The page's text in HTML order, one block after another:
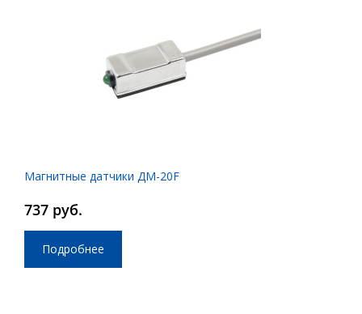
Магнитные датчики ДМ-20F
737 руб.
Подробнее